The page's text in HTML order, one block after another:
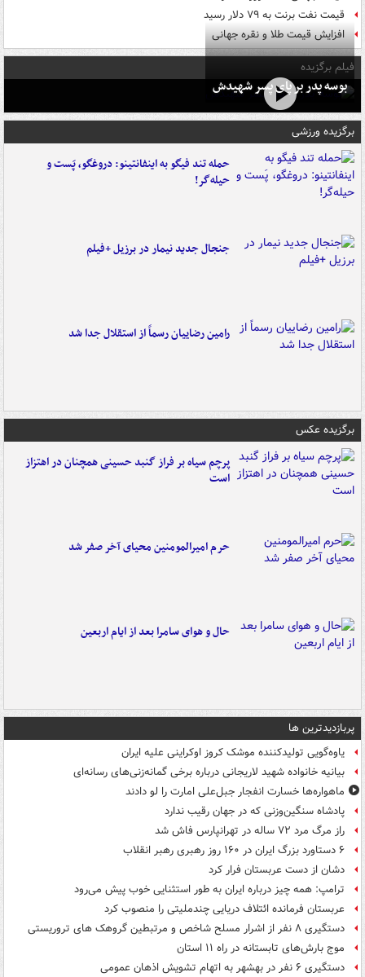
قیمت نفت برنت به ۷۹ دلار رسید
افزایش قیمت طلا و نقره جهانی
فیلم برگزیده
بوسه‌ پدر بر پای پسر شهیدش
برگزیده ورزشی
حمله تند فیگو به اینفانتینو: دروغگو، پَست‌ و
حیله‌گر!
جنجال جدید نیمار در برزیل +فیلم
رامین رضاییان رسماً از استقلال جدا شد
برگزیده عکس
پرچم سیاه بر فراز گنبد حسینی همچنان در اهتزاز
است
حرم امیرالمومنین محیای آخر صفر شد
حال و هوای سامرا بعد از ایام اربعین
پربازدیدترین ها
یاوه‌گویی تولیدکننده موشک کروز اوکراینی علیه ایران
بیانیه خانواده شهید لاریجانی درباره برخی گمانه‌زنی‌های رسانه‌ای
ماهواره‌ها خسارت انفجار جبل‌علی امارت را لو دادند
پادشاه سنگین‌وزنی که در جهان رقیب ندارد
راز مرگ مرد ۷۲ ساله در تهرانپارس فاش شد
۶ دستاورد بزرگ ایران در ۱۶۰ روز رهبری رهبر انقلاب
دشان از دست عربستان فرار کرد
ترامپ: همه چیز درباره ایران به طور استثنایی خوب پیش می‌رود
عربستان فرمانده ائتلاف دریایی چندملیتی را منصوب کرد
دستگیری ۸ نفر از اشرار مسلح شاخص و مرتبطین گروهک های تروریستی
موج بارش‌های تابستانه در راه ۱۱ استان
دستگیری ۶ نفر در بهشهر به اتهام تشویش اذهان عمومی